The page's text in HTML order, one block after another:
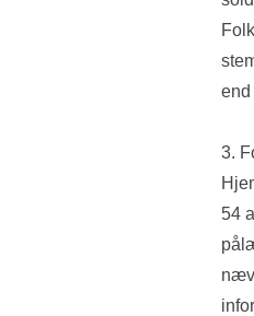
end
3.
54